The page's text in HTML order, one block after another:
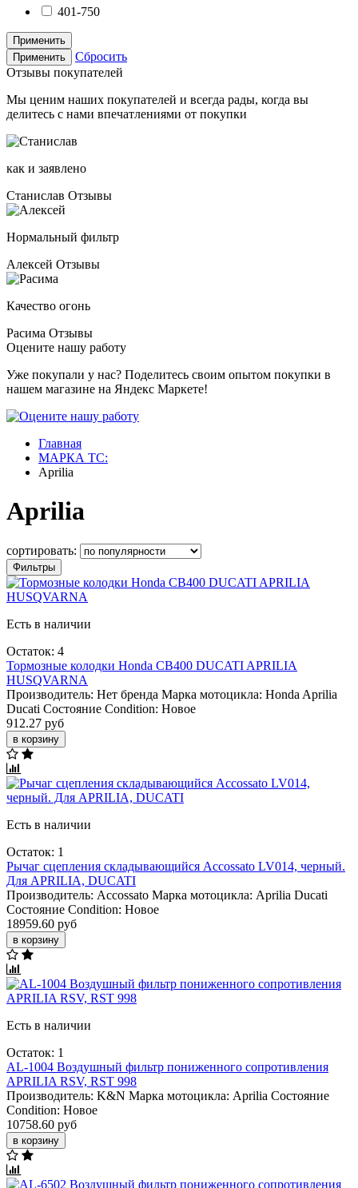
401-750
Применить
Применить
Сбросить
Отзывы покупателей
Мы ценим наших покупателей и всегда рады, когда вы
делитесь с нами впечатлениями от покупки
как и заявлено
Станислав Отзывы
Нормальный фильтр
Алексей Отзывы
Качество огонь
Расима Отзывы
Оцените нашу работу
Уже покупали у нас? Поделитесь своим опытом покупки в
нашем магазине на Яндекс Маркете!
Главная
МАРКА ТС:
Aprilia
Aprilia
сортировать:
Фильтры
Есть в наличии
Остаток: 4
Тормозные колодки Honda CB400 DUCATI APRILIA
HUSQVARNA
Производитель: Нет бренда Марка мотоцикла: Honda Aprilia
Ducati Состояние Condition: Новое
912.27 руб
в корзину
Есть в наличии
Остаток: 1
Рычаг сцепления складывающийся Accossato LV014, черный.
Для APRILIA, DUCATI
Производитель: Accossato Марка мотоцикла: Aprilia Ducati
Состояние Condition: Новое
18959.60 руб
в корзину
Есть в наличии
Остаток: 1
AL-1004 Воздушный фильтр пониженного сопротивления
APRILIA RSV, RST 998
Производитель: K&N Марка мотоцикла: Aprilia Состояние
Condition: Новое
10758.60 руб
в корзину